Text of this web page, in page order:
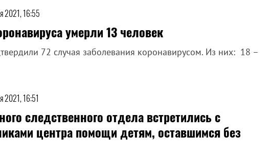
2021, 16:55
умерли 13 человек
72 случая заболевания коронавирусом. Из них: 18 –
2021, 16:51
следственного отдела встретились с
центра помощи детям, оставшимся без